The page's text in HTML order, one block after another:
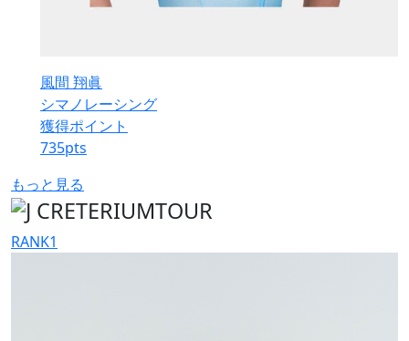
風間 翔眞
シマノレーシング
獲得ポイント
735pts
もっと見る
RANK1